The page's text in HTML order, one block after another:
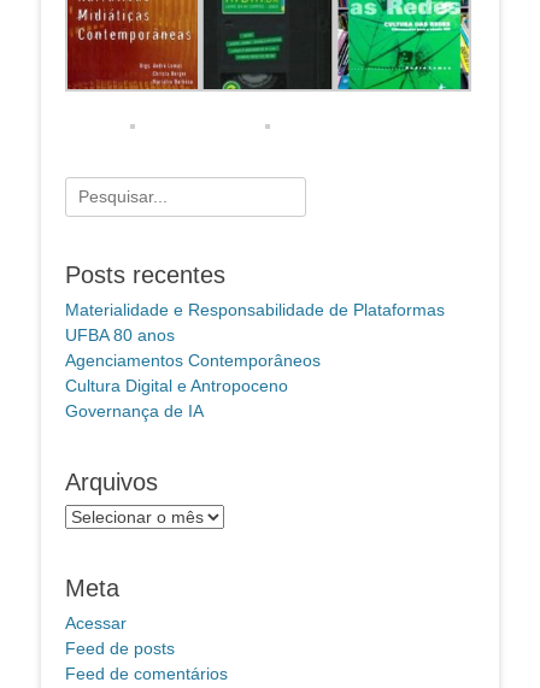
Pesquisar
por:
Posts recentes
Materialidade e Responsabilidade de Plataformas
UFBA 80 anos
Agenciamentos Contemporâneos
Cultura Digital e Antropoceno
Governança de IA
Arquivos
Arquivos
Meta
Acessar
Feed de posts
Feed de comentários